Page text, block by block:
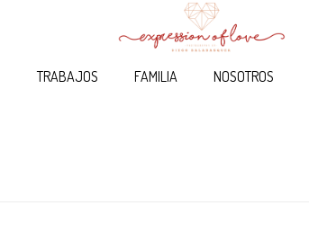
TRABAJOS FAMILIA NOSOTROS